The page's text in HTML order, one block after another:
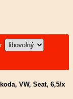
VW, Seat, 6,5/x